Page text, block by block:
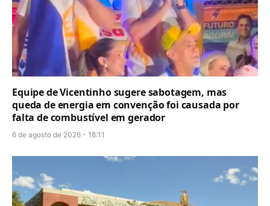
Equipe de Vicentinho sugere sabotagem, mas
queda de energia em convenção foi causada por
falta de combustível em gerador
6 de agosto de 2026 - 18:11